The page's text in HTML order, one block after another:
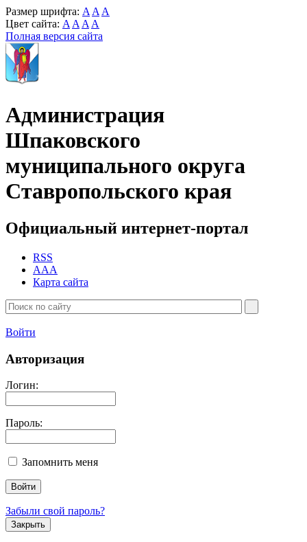
Размер шрифта: A A A
Цвет сайта: A A A A
Полная версия сайта
Администрация
Шпаковского
муниципального округа
Ставропольского края
Официальный интернет-портал
RSS
AAA
Карта сайта
Войти
Авторизация
Логин:
Пароль:
Запомнить меня
Забыли свой пароль?
Закрыть